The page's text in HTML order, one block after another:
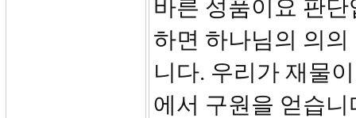
바른 성품이요 판
하면 하나님의 의
니다. 우리가 재물
에서 구원을 얻습